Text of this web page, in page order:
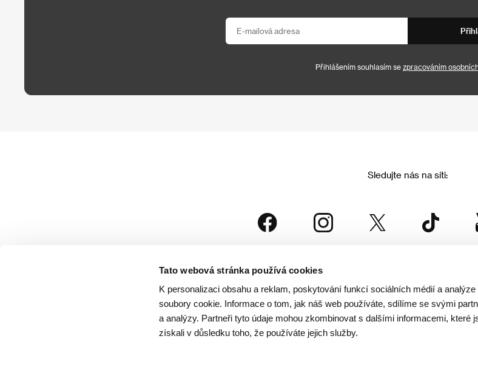
Tato webová stránka používá cookies
K personalizaci obsahu a reklam, poskytování funkcí sociálních médií a
soubory cookie. Informace o tom, jak náš web používáte, sdílíme se svými
a analýzy. Partneři tyto údaje mohou zkombinovat s dalšími informacemi, které
získali v důsledku toho, že používáte jejich služby.
Přihlášením souhlasím se zpracováním
Sledujte nás na síti:
je součástí rodiny KVIFF Group, která